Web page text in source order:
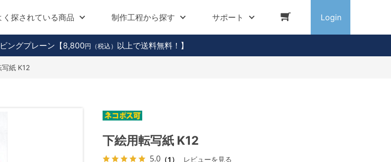
く探されている商品 制作工程から探す サポート Login
ングプレーン 【8,800 円（税込） 以上で送料無料！】
紙 K12
下絵用転写紙 K12
5.0 （1） レビューを見る